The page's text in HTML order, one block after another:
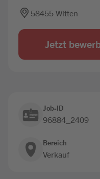
58455 Witten
Jetzt
Job-ID
96884_2409
Bereich
Verkauf